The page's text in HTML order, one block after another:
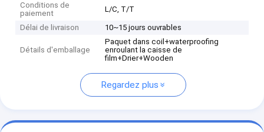
Conditions de
paiement
L/C, T/T
Délai de livraison 10~15 jours ouvrables
Détails d'emballage
Paquet dans coil+waterproofing
enroulant la caisse de
film+Drier+Wooden
Regardez plus